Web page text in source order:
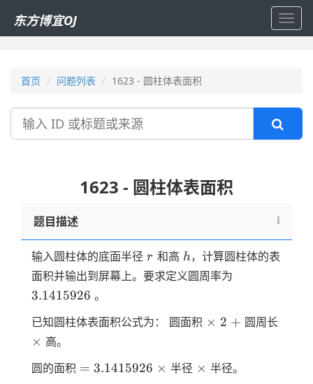
东方博宜OJ
首页 问题列表 1623 - 圆柱体表面积
搜
1623 - 圆柱体表面积
题目描述
输入圆柱体的底面半径 r
r 和高 h
h，计算圆柱体的表
面积并输出到屏幕上。要求定义圆周率为
3.1415926 。
已知圆柱体表面积公式为： 圆面积 \times
× 2
2 +
+ 圆周长
× 高。
圆的面积 =
= 3.1415926 \times
× 半径 \times
× 半径。